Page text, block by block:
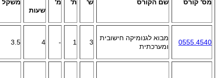
מס' קורס שם הקורס ש' ת' מ'
שעות
משקל
0555.4540
מבוא לגנומיקה חישובית
ומערכתית
3
1
-
4
3.5